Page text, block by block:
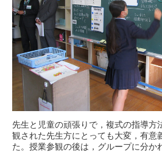
先生と児童の頑張りで，複式の指導方
観された先生方にとっても大変，有意
た。授業参観の後は，グループに分か